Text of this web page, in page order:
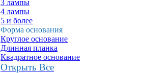
3 лампы
4 лампы
5 и более
Форма основания
Круглое основание
Длинная планка
Квадратное основание
Открыть Все